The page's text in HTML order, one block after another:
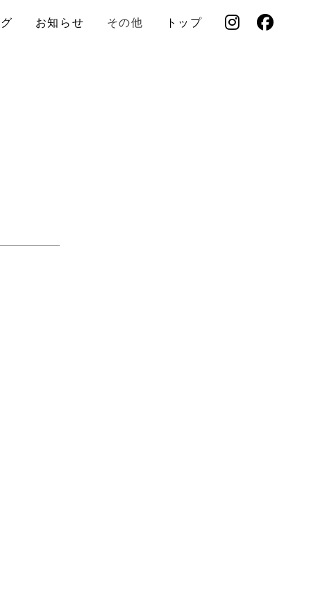
お知らせ その他 トップ